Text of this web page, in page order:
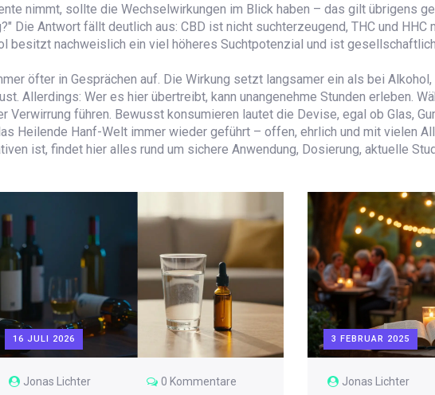
nimmt, sollte die Wechselwirkungen im Blick haben – das gilt übrigens
Die Antwort fällt deutlich aus: CBD ist nicht suchterzeugend, THC und HHC
besitzt nachweislich ein viel höheres Suchtpotenzial und ist
öfter in Gesprächen auf. Die Wirkung setzt langsamer ein als bei
Allerdings: Wer es hier übertreibt, kann unangenehme Stunden erleben.
führen. Bewusst konsumieren lautet die Devise, egal ob Glas,
Heilende Hanf-Welt immer wieder geführt – offen, ehrlich und mit vielen
ist, findet hier alles rund um sichere Anwendung, Dosierung, aktuelle
16 JULI 2026
Jonas Lichter 0 Kommentare
3 FEBRUAR 2025
Jonas Lichter